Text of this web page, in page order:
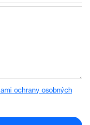
ochrany osobných